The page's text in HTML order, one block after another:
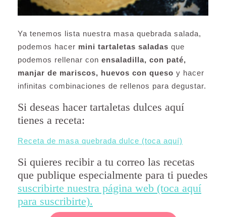
Ya tenemos lista nuestra masa quebrada salada,
podemos hacer mini tartaletas saladas que
podemos rellenar con ensaladilla, con paté,
manjar de mariscos, huevos con queso y hacer
infinitas combinaciones de rellenos para degustar.
Si deseas hacer tartaletas dulces aquí
tienes a receta:
Receta de masa quebrada dulce (toca aquí)
Si quieres recibir a tu correo las recetas
que publique especialmente para ti puedes
suscribirte nuestra página web (toca aquí
para suscribirte).